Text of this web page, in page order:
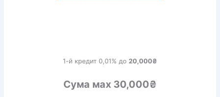
1-й кредит 0,01% до 20,000₴
Сума мах 30,000₴